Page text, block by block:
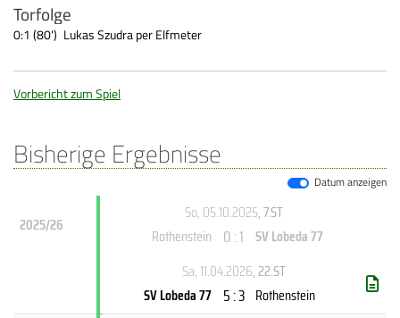
Torfolge
0:1 (80') Lukas Szudra per Elfmeter
Vorbericht zum Spiel
Bisherige Ergebnisse
Datum anzeigen
2025/26
So, 05.10.2025, 7.ST
Rothenstein 0 : 1 SV Lobeda 77
Sa, 11.04.2026, 22.ST
SV Lobeda 77 5 : 3 Rothenstein